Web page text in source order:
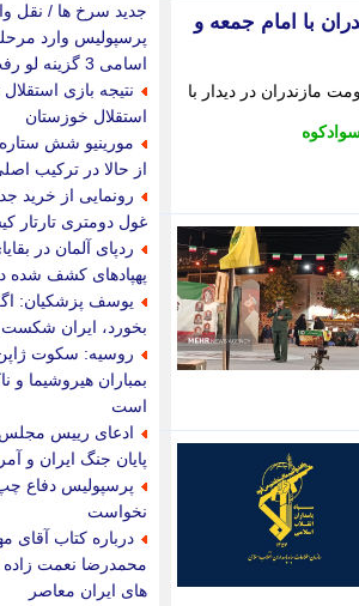
با امام جمعه و
مازندران در دیدار با
جدید سرخ ها / نقل
پرسپولیس وارد
اسامی 3 گزینه لو رفت
نتیجه بازی
استقلال خوزستان
مورینیو شش ستاره
از حالا در ترکیب
رونمایی از خرید
غول دومتری تارتار
ردپای آلمان در
پهپادهای کشف شده
یوسف پزشکیان:
بخورد، ایران
روسیه: سکوت
بمباران هیروشیما و
است
ادعای رییس مجلس
پایان جنگ ایران و
پرسپولیس دفاع
نخواست
درباره کتاب آقای
محمدرضا نعمت
های ایران معاصر